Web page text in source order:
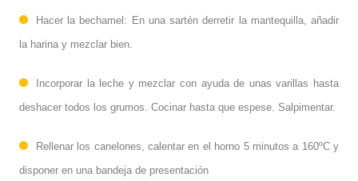
Hacer la bechamel: En una sartén derretir la mantequilla, añadir
la harina y mezclar bien.
Incorporar la leche y mezclar con ayuda de unas varillas hasta
deshacer todos los grumos. Cocinar hasta que espese. Salpimentar.
Rellenar los canelones, calentar en el horno 5 minutos a 160ºC y
disponer en una bandeja de presentación